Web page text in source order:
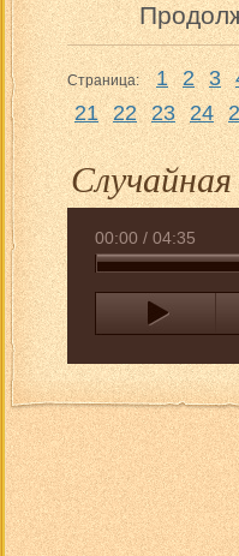
Страница: 1 2 3
21 22 23 24
00:00 / 04:35